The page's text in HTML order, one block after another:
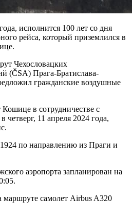
исполнится 100 лет со дня
рейса, который приземлился в
Чехословацких
(ČSA) Прага-Братислава-
гражданские воздушные
в сотрудничестве с
11 апреля 2024 года,
по направлению из Праги и
аэропорта запланирован на
маршруте самолет Airbus A320